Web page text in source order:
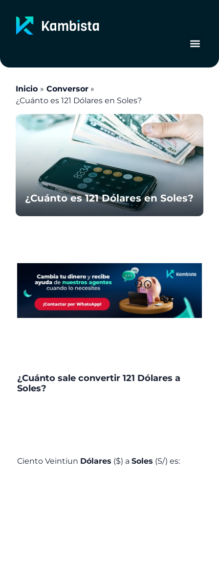
contenido
Inicio
Conversor
¿Cuánto es 121 Dólares en Soles?
¿Cuánto es 121 Dólares en Soles?
¿Cuánto sale convertir 121 Dólares a
Soles?
Ciento Veintiun Dólares ($) a Soles (S/) es: